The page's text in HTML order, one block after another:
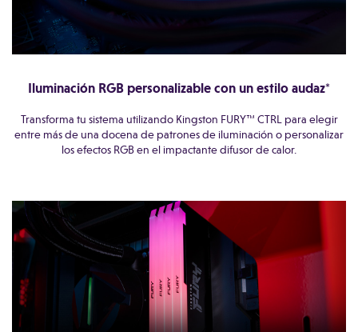
Iluminación RGB personalizable con un estilo audaz*
Transforma tu sistema utilizando Kingston FURY™ CTRL para elegir
entre más de una docena de patrones de iluminación o personalizar
los efectos RGB en el impactante difusor de calor.